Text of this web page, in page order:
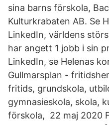
sina barns förskola,
Kulturkrabaten AB. Se
LinkedIn, världens
har angett 1 jobb i sin
LinkedIn, se Helenas
Gullmarsplan -
fritids, grundskola,
gymnasieskola, skola,
förskola, 22 maj 2020